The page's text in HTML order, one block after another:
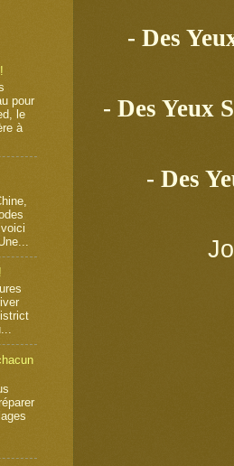
- Des
- Des Yeux
- Des
pour
le
à